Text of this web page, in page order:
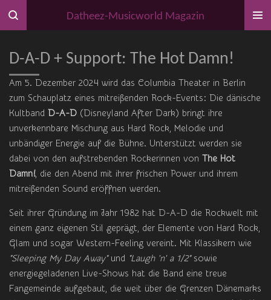
Zum
Hauptinhalt
Datheez-Musicworld Magazin
D-A-D + Support: The Hot Damn!
Am 5. Dezember 2024 wird das Columbia Theater in Berlin
zum Schauplatz eines mitreißenden Rock-Events: Die dänische
Kultband D-A-D (Disneyland After Dark) bringt ihre
unverkennbare Mischung aus Hard Rock, Melodie und
unbändiger Energie auf die Bühne. Unterstützt werden sie
dabei von den aufstrebenden Rockerinnen von The Hot
Damn!, die den Abend mit ihrer frischen Power und ihrem
mitreißenden Sound eröffnen werden.
Seit ihrer Gründung im Jahr 1982 hat D-A-D die Rockwelt mit
einem ganz eigenen Stil geprägt, der Elemente von Hard Rock,
Glam und sogar Western-Feeling vereint. Mit Klassikern wie
"Sleeping My Day Away"und "Laugh 'n' a 1/2"sowie
energiegeladenen Live-Shows hat die Band eine treue
Fangemeinde aufgebaut, die weit über die Grenzen Dänemarks